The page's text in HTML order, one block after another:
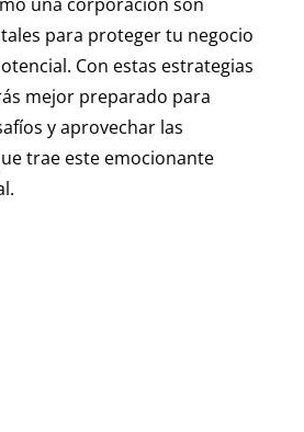
una corporación son
para proteger tu negocio
Con estas estrategias
mejor preparado para
y aprovechar las
trae este emocionante